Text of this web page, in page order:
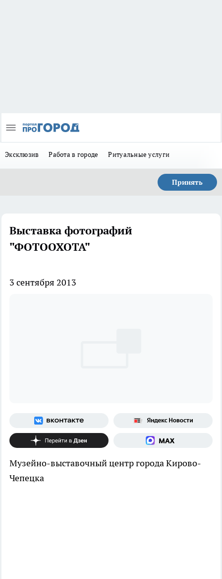
Эксклюзив Работа в городе Ритуальные услуги
Принять
Выставка фотографий
"ФОТООХОТА"
3 сентября 2013
Музейно-выставочный центр города Кирово-
Чепецка